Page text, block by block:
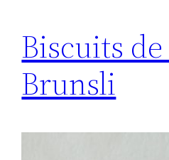
Biscuits
Brunsli